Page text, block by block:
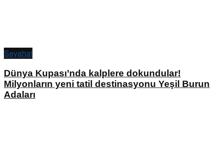
Seyahat
Dünya Kupası’nda kalplere dokundular!
Milyonların yeni tatil destinasyonu Yeşil Burun
Adaları